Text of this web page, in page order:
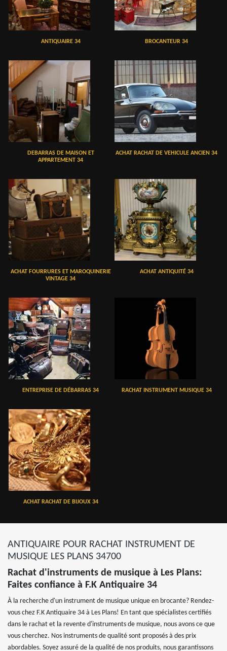
ANTIQUAIRE 34 BROCANTEUR 34
DEBARRAS DE MAISON ET
APPARTEMENT 34
ACHAT RACHAT DE VEHICULE ANCIEN 34
ACHAT FOURRURES ET MAROQUINERIE
VINTAGE 34
ACHAT ANTIQUITÉ 34
ENTREPRISE DE DÉBARRAS 34 RACHAT INSTRUMENT MUSIQUE 34
ACHAT RACHAT DE BIJOUX 34
ANTIQUAIRE POUR RACHAT INSTRUMENT DE
MUSIQUE LES PLANS 34700
Rachat d'instruments de musique à Les Plans:
Faites confiance à F.K Antiquaire 34
À la recherche d'un instrument de musique unique en brocante? Rendez-
vous chez F.K Antiquaire 34 à Les Plans! En tant que spécialistes certifiés
dans le rachat et la revente d'instruments de musique, nous avons ce que
vous cherchez. Nos instruments de qualité sont proposés à des prix
abordables. Soyez assuré de la qualité de nos produits, nous garantissons